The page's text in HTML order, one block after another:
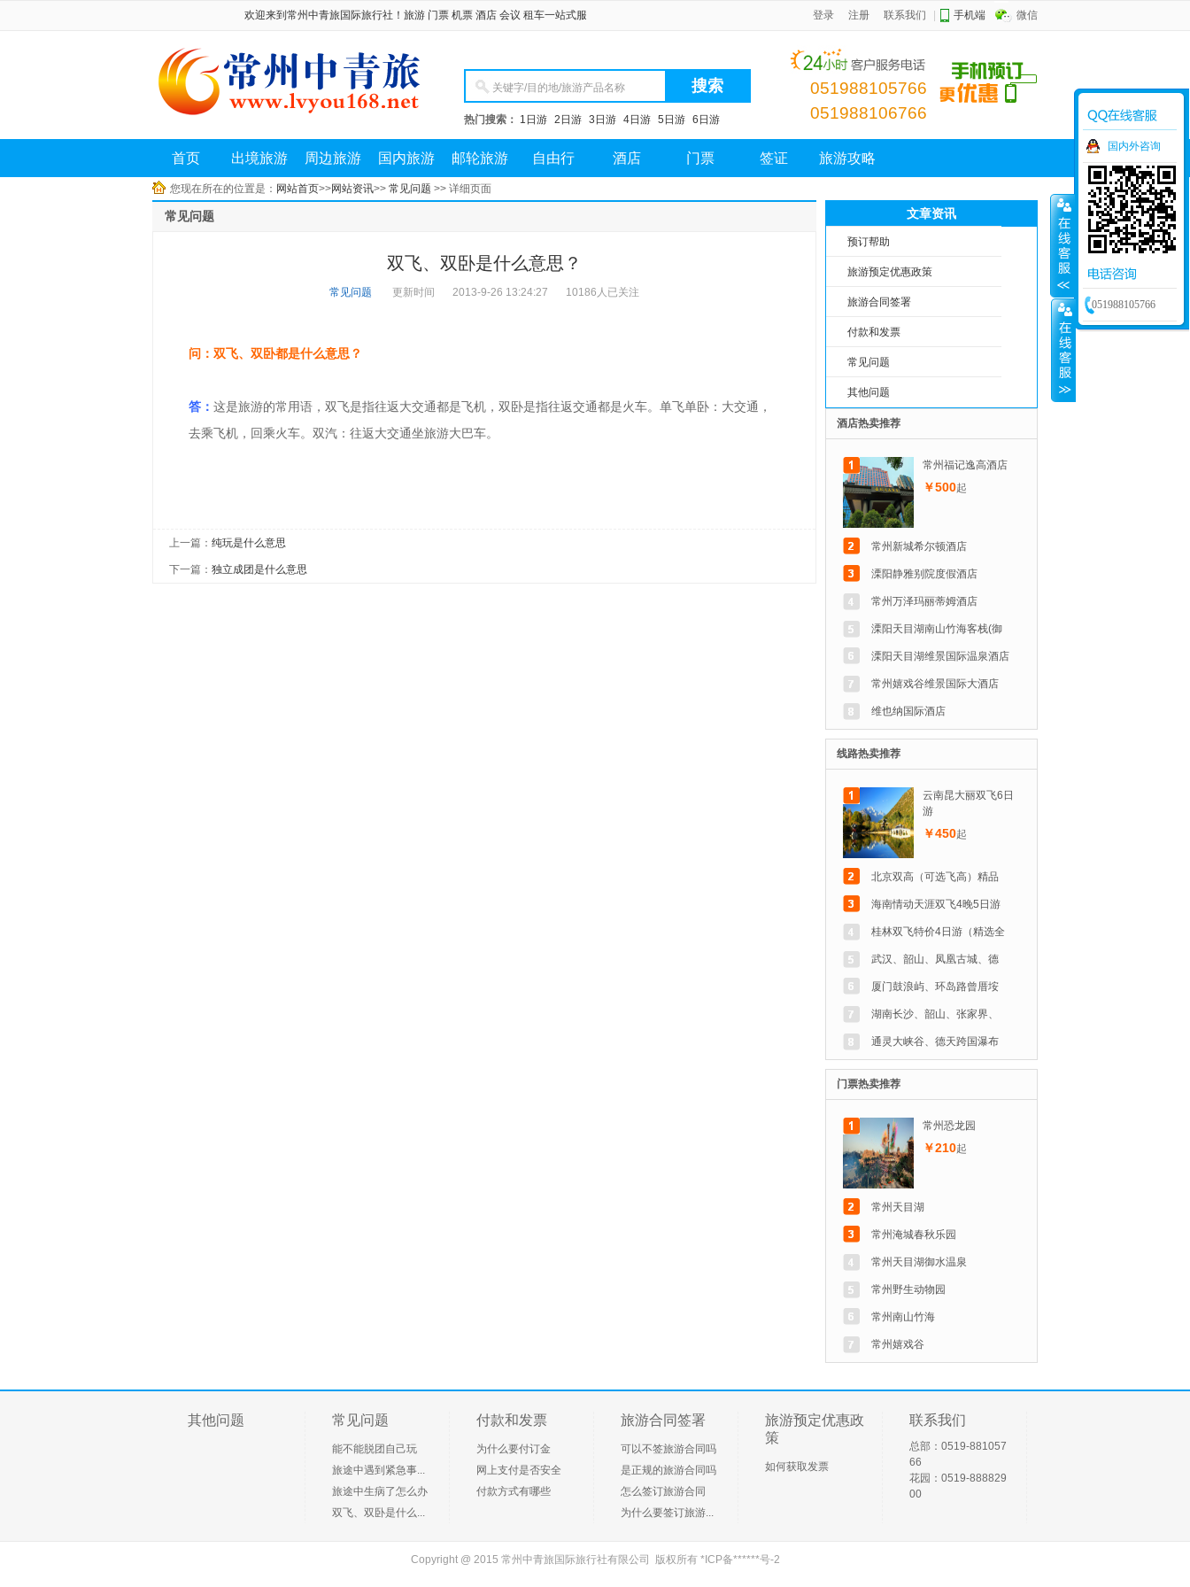
欢迎来到常州中青旅国际旅行社！旅游 门票 机票 酒店 会议 租车一站式服务！ 登录 注册 联系我们 手机端 微信
热门搜索： 1日游 2日游 3日游 4日游 5日游 6日游
051988105766
051988106766
首页 出境旅游 周边旅游 国内旅游 邮轮旅游 自由行 酒店 门票 签证 旅游攻略
国内外咨询
051988105766
您现在所在的位置是： 网站首页>>网站资讯>> 常见问题 >> 详细页面
常见问题
双飞、双卧是什么意思？
常见问题 更新时间 2013-9-26 13:24:27 10186人已关注
问：双飞、双卧都是什么意思？
答： 这是旅游的常用语，双飞是指往返大交通都是飞机，双卧是指往返交通都是火车。单飞单卧：大交通，
去乘飞机，回乘火车。双汽：往返大交通坐旅游大巴车。
上一篇： 纯玩是什么意思
下一篇： 独立成团是什么意思
文章资讯
预订帮助
旅游预定优惠政策
旅游合同签署
付款和发票
常见问题
其他问题
酒店热卖推荐
常州福记逸高酒店
￥500起
常州新城希尔顿酒店
溧阳静雅别院度假酒店
常州万泽玛丽蒂姆酒店
溧阳天目湖南山竹海客栈(御
溧阳天目湖维景国际温泉酒店
常州嬉戏谷维景国际大酒店
维也纳国际酒店
线路热卖推荐
云南昆大丽双飞6日
游
￥450起
北京双高（可选飞高）精品
海南情动天涯双飞4晚5日游
桂林双飞特价4日游（精选全
武汉、韶山、凤凰古城、德
厦门鼓浪屿、环岛路曾厝垵
湖南长沙、韶山、张家界、
通灵大峡谷、德天跨国瀑布
门票热卖推荐
常州恐龙园
￥210起
常州天目湖
常州淹城春秋乐园
常州天目湖御水温泉
常州野生动物园
常州南山竹海
常州嬉戏谷
其他问题 常见问题
能不能脱团自己玩
旅途中遇到紧急事...
旅途中生病了怎么办
双飞、双卧是什么...
付款和发票
为什么要付订金
网上支付是否安全
付款方式有哪些
旅游合同签署
可以不签旅游合同吗
是正规的旅游合同吗
怎么签订旅游合同
为什么要签订旅游...
旅游预定优惠政
策
如何获取发票
联系我们
总部：0519-881057
66
花园：0519-888829
00
Copyright @ 2015 常州中青旅国际旅行社有限公司 版权所有 *ICP备******号-2